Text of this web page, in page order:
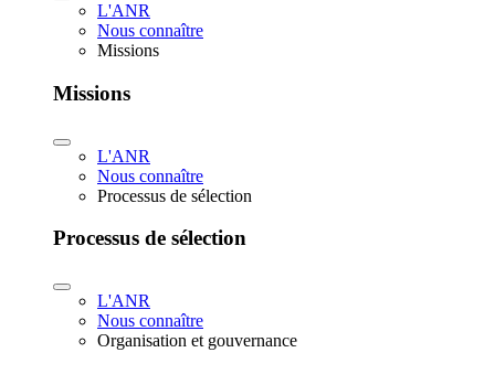
L'ANR
Nous connaître
Missions
Missions
L'ANR
Nous connaître
Processus de sélection
Processus de sélection
L'ANR
Nous connaître
Organisation et gouvernance